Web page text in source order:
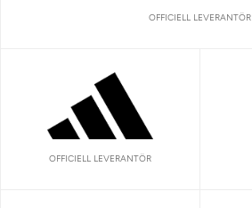
OFFICIELL LEVERANTÖR
OFFICIELL LEVERANTÖR